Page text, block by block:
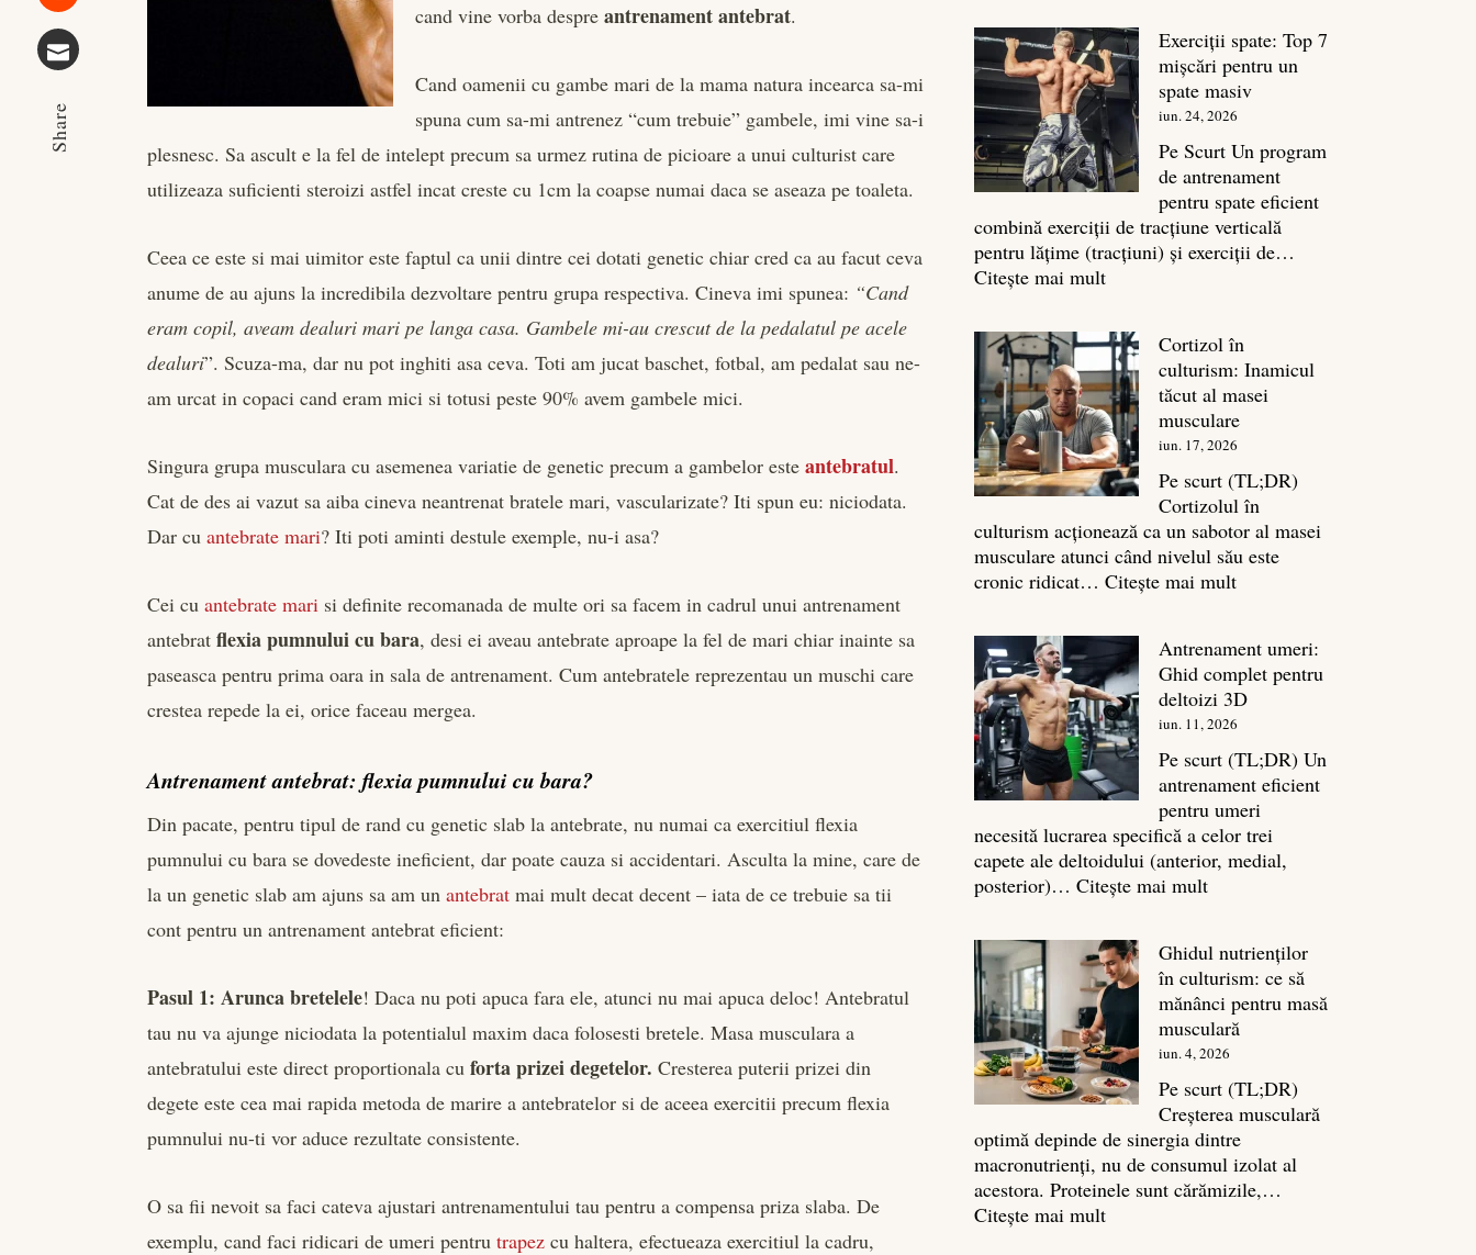
Stumbleupon
Share
cand vine vorba despreantrenament antebrat.
Cand oamenii cu gambe mari de la mama natura incearca sa-mi
spuna cum sa-mi antrenez “cum trebuie” gambele, imi vine sa-i
plesnesc. Sa ascult e la fel de intelept precum sa urmez rutina de picioare a unui culturist care
utilizeaza suficienti steroizi astfel incat creste cu 1cm la coapse numai daca se aseaza pe toaleta.
Ceea ce este si mai uimitor este faptul ca unii dintre cei dotati genetic chiar cred ca au facut ceva
anume de au ajuns la incredibila dezvoltare pentru grupa respectiva. Cineva imi spunea: “Cand
eram copil, aveam dealuri mari pe langa casa. Gambele mi-au crescut de la pedalatul pe acele
dealuri”. Scuza-ma, dar nu pot inghiti asa ceva. Toti am jucat baschet, fotbal, am pedalat sau ne-
am urcat in copaci cand eram mici si totusi peste 90% avem gambele mici.
Singura grupa musculara cu asemenea variatie de genetic precum a gambelor esteantebratul.
Cat de des ai vazut sa aiba cineva neantrenat bratele mari, vascularizate? Iti spun eu: niciodata.
Dar cuantebrate mari? Iti poti aminti destule exemple, nu-i asa?
Cei cuantebrate mari si definite recomanada de multe ori sa facem in cadrul unui antrenament
antebratflexia pumnului cu bara, desi ei aveau antebrate aproape la fel de mari chiar inainte sa
paseasca pentru prima oara in sala de antrenament. Cum antebratele reprezentau un muschi care
crestea repede la ei, orice faceau mergea.
Antrenament antebrat: flexia pumnului cu bara?
Din pacate, pentru tipul de rand cu genetic slab la antebrate, nu numai ca exercitiul flexia
pumnului cu bara se dovedeste ineficient, dar poate cauza si accidentari. Asculta la mine, care de
la un genetic slab am ajuns sa am unantebrat mai mult decat decent – iata de ce trebuie sa tii
cont pentru un antrenament antebrat eficient:
Pasul 1: Arunca bretelele! Daca nu poti apuca fara ele, atunci nu mai apuca deloc! Antebratul
tau nu va ajunge niciodata la potentialul maxim daca folosesti bretele. Masa musculara a
antebratului este direct proportionala cuforta prizei degetelor. Cresterea puterii prizei din
degete este cea mai rapida metoda de marire a antebratelor si de aceea exercitii precum flexia
pumnului nu-ti vor aduce rezultate consistente.
O sa fii nevoit sa faci cateva ajustari antrenamentului tau pentru a compensa priza slaba. De
exemplu, cand faci ridicari de umeri pentrutrapez cu haltera, efectueaza exercitiul la cadru,
ce
sa
masa
Exerciții spate: Top 7
mișcări pentru un
spate masiv
iun. 24, 2026
Pe Scurt Un program
de antrenament
pentru spate eficient
combină exerciții de tracțiune verticală
pentru lățime (tracțiuni) și exerciții de…
Citește mai mult:
spate:
Top
7
mișcări
pentru
un
spate
masiv
Cortizol în
culturism: Inamicul
tăcut al masei
musculare
iun. 17, 2026
Pe scurt (TL;DR)
Cortizolul în
culturism acționează ca un sabotor al masei
musculare atunci când nivelul său este
cronic ridicat…Citește mai mult:
culturism:
Inamicul
tăcut
al
masei
musculare
Antrenament umeri:
Ghid complet pentru
deltoizi 3D
iun. 11, 2026
Pe scurt (TL;DR) Un
antrenament eficient
pentru umeri
necesită lucrarea specifică a celor trei
capete ale deltoidului (anterior, medial,
posterior)…Citește mai mult:
Ghid
complet
pentru
deltoizi
3D
Ghidul nutrienților
în culturism: ce să
mănânci pentru masă
musculară
iun. 4, 2026
Pe scurt (TL;DR)
Creșterea musculară
optimă depinde de sinergia dintre
macronutrienți, nu de consumul izolat al
acestora. Proteinele sunt cărămizile,…
Citește mai mult: